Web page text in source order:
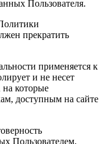
Пользователя.
прекратить
применяется к
и не несет
на которые
доступным на сайте
Пользователем.